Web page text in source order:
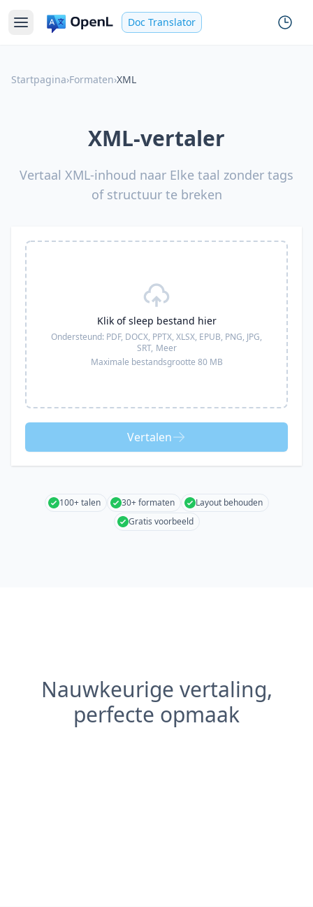
Doc Translator
Startpagina›Formaten›XML
XML-vertaler
Vertaal XML-inhoud naar Elke taal zonder tags
of structuur te breken
Klik of sleep bestand hier
Ondersteund: PDF, DOCX, PPTX, XLSX, EPUB, PNG, JPG,
SRT, Meer
Maximale bestandsgrootte 80 MB
Vertalen
100+ talen 30+ formaten
Layout behouden
Gratis voorbeeld
Nauwkeurige vertaling,
perfecte opmaak